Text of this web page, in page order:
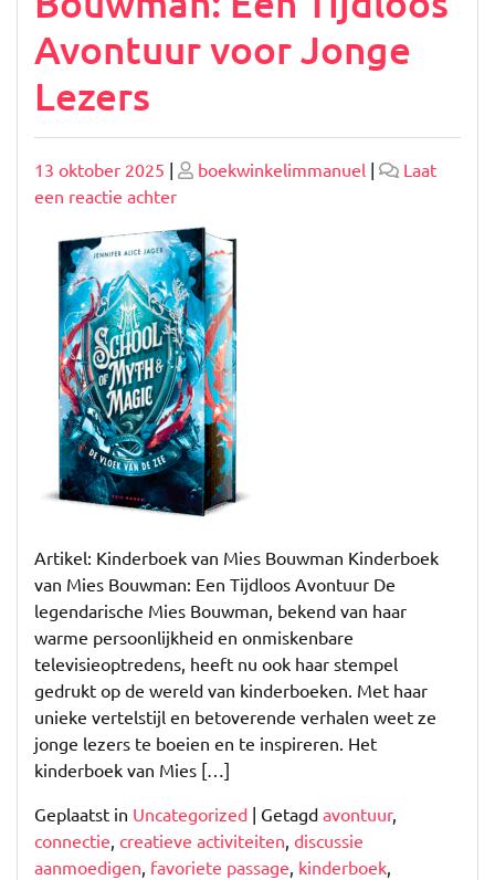
Avontuur voor Jonge
Lezers
Geplaatst
op
13 oktober 2025 | Geplaatst
boekwinkelimmanuel |
Laat
een reactie achterop
Betoverend
Kinderboek
van
Mies
Bouwman:
Een
Tijdloos
Avontuur
voor
Jonge
Lezers
Artikel: Kinderboek van Mies Bouwman Kinderboek
van Mies Bouwman: Een Tijdloos Avontuur De
legendarische Mies Bouwman, bekend van haar
warme persoonlijkheid en onmiskenbare
televisieoptredens, heeft nu ook haar stempel
gedrukt op de wereld van kinderboeken. Met haar
unieke vertelstijl en betoverende verhalen weet ze
jonge lezers te boeien en te inspireren. Het
kinderboek van Mies […]
Geplaatst in Uncategorized | Getagd avontuur,
connectie, creatieve activiteiten, discussie
aanmoedigen, favoriete passage, kinderboek,